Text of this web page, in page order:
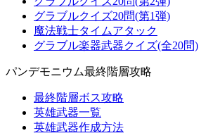
グラブルクイズ20問(第1弾)
魔法戦士タイムアタック
グラブル楽器武器クイズ(全20問)
パンデモニウム最終階層攻略
最終階層ボス攻略
英雄武器一覧
英雄武器作成方法